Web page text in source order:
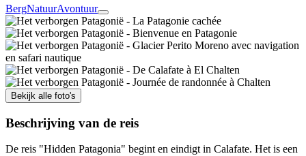
BergNatuurAvontuur
Bekijk alle foto's
Beschrijving van de reis
De reis "Hidden Patagonia" begint en eindigt in Calafate. Het is een